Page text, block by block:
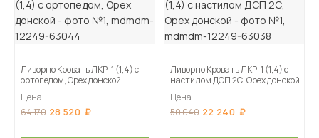
Ливорно Кровать ЛКР-1 (1,4) с
ортопедом, Орех донской
Цена
64 170 28 520
Ливорно Кровать ЛКР-1 (1,4) с
настилом ДСП 2С, Орех донской
Цена
50 040 22 240